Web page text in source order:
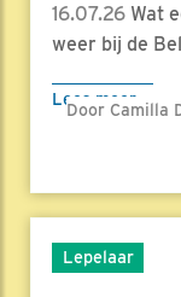
16.07.26 Wat
weer bij de
Lees meer
Door Camilla
Lepelaar